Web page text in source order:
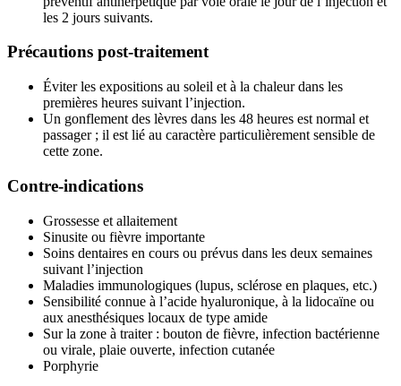
les 2 jours suivants.
Précautions post-traitement
Éviter les expositions au soleil et à la chaleur dans les
premières heures suivant l’injection.
Un gonflement des lèvres dans les 48 heures est normal et
passager ; il est lié au caractère particulièrement sensible de
cette zone.
Contre-indications
Grossesse et allaitement
Sinusite ou fièvre importante
Soins dentaires en cours ou prévus dans les deux semaines
suivant l’injection
Maladies immunologiques (lupus, sclérose en plaques, etc.)
Sensibilité connue à l’acide hyaluronique, à la lidocaïne ou
aux anesthésiques locaux de type amide
Sur la zone à traiter : bouton de fièvre, infection bactérienne
ou virale, plaie ouverte, infection cutanée
Porphyrie